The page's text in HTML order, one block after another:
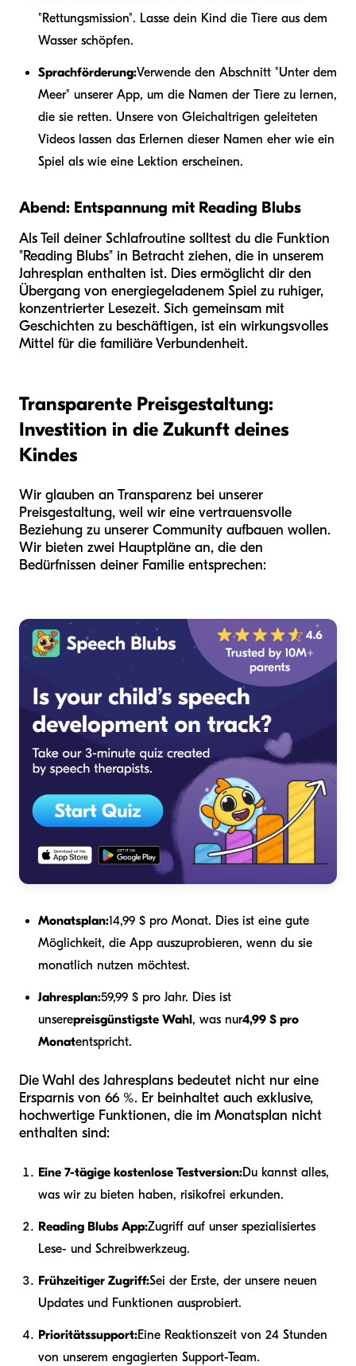
"Rettungsmission". Lasse dein Kind die Tiere aus dem
Wasser schöpfen.
Sprachförderung:Verwende den Abschnitt "Unter dem
Meer" unserer App, um die Namen der Tiere zu lernen,
die sie retten. Unsere von Gleichaltrigen geleiteten
Videos lassen das Erlernen dieser Namen eher wie ein
Spiel als wie eine Lektion erscheinen.
Abend: Entspannung mit Reading Blubs
Als Teil deiner Schlafroutine solltest du die Funktion
"Reading Blubs" in Betracht ziehen, die in unserem
Jahresplan enthalten ist. Dies ermöglicht dir den
Übergang von energiegeladenem Spiel zu ruhiger,
konzentrierter Lesezeit. Sich gemeinsam mit
Geschichten zu beschäftigen, ist ein wirkungsvolles
Mittel für die familiäre Verbundenheit.
Transparente Preisgestaltung:
Investition in die Zukunft deines
Kindes
Wir glauben an Transparenz bei unserer
Preisgestaltung, weil wir eine vertrauensvolle
Beziehung zu unserer Community aufbauen wollen.
Wir bieten zwei Hauptpläne an, die den
Bedürfnissen deiner Familie entsprechen:
Monatsplan:14,99 $ pro Monat. Dies ist eine gute
Möglichkeit, die App auszuprobieren, wenn du sie
monatlich nutzen möchtest.
Jahresplan:59,99 $ pro Jahr. Dies ist
unserepreisgünstigste Wahl, was nur4,99 $ pro
Monatentspricht.
Die Wahl des Jahresplans bedeutet nicht nur eine
Ersparnis von 66 %. Er beinhaltet auch exklusive,
hochwertige Funktionen, die im Monatsplan nicht
enthalten sind:
Eine 7-tägige kostenlose Testversion:Du kannst alles,
was wir zu bieten haben, risikofrei erkunden.
Reading Blubs App:Zugriff auf unser spezialisiertes
Lese- und Schreibwerkzeug.
Frühzeitiger Zugriff:Sei der Erste, der unsere neuen
Updates und Funktionen ausprobiert.
Prioritätssupport:Eine Reaktionszeit von 24 Stunden
von unserem engagierten Support-Team.